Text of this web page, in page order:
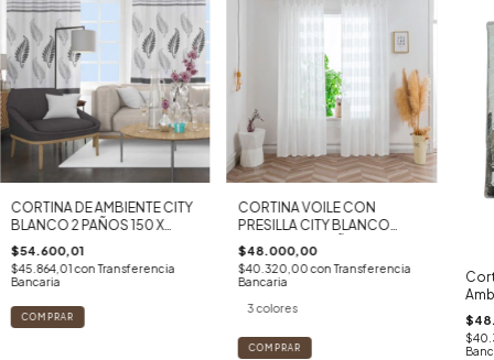
CORTINA DE AMBIENTE CITY
BLANCO 2 PAÑOS 150 X
230CM
$54.600,01
$45.864,01con Transferencia
Bancaria
CORTINA VOILE CON
PRESILLA CITY BLANCO
(140X230 X2 PAÑOS)
$48.000,00
$40.320,00con Transferencia
Bancaria
3 colores
COMPRAR